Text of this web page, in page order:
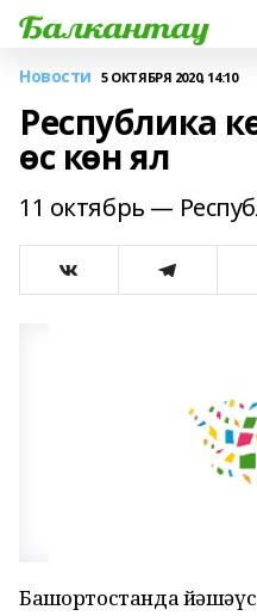
Новости 5 ОКТЯБРЯ 2020, 14:10
Республика
өс көн ял
11 октябрь —
Башҡортостанда